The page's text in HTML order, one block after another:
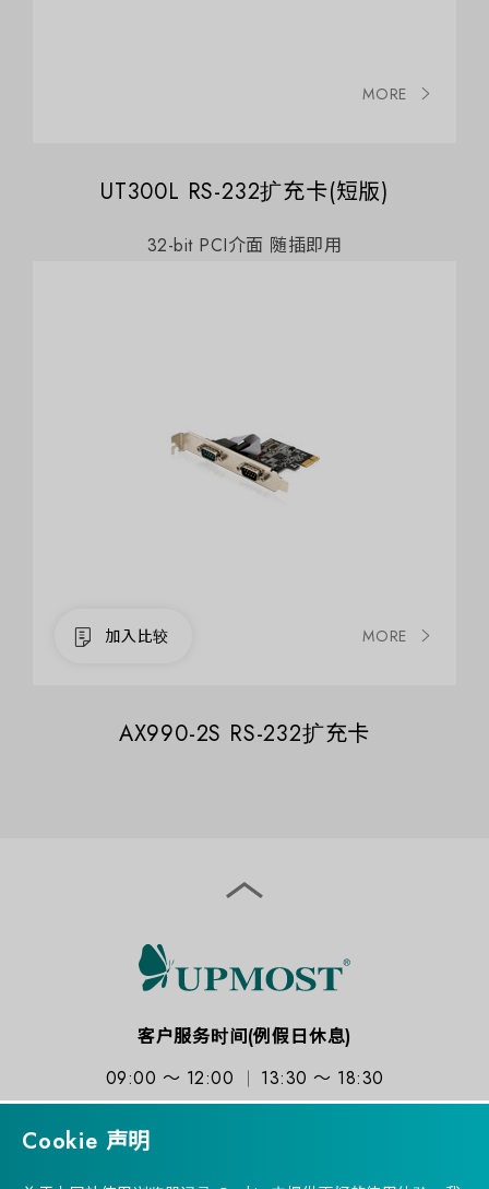
MORE
UT300L RS-232扩充卡(短版)
32-bit PCI介面 随插即用
MORE
AX990-2S RS-232扩充卡
客户服务时间(例假日休息)
09:00 ～ 12:00
13:30 ～ 18:30
Cookie 声明